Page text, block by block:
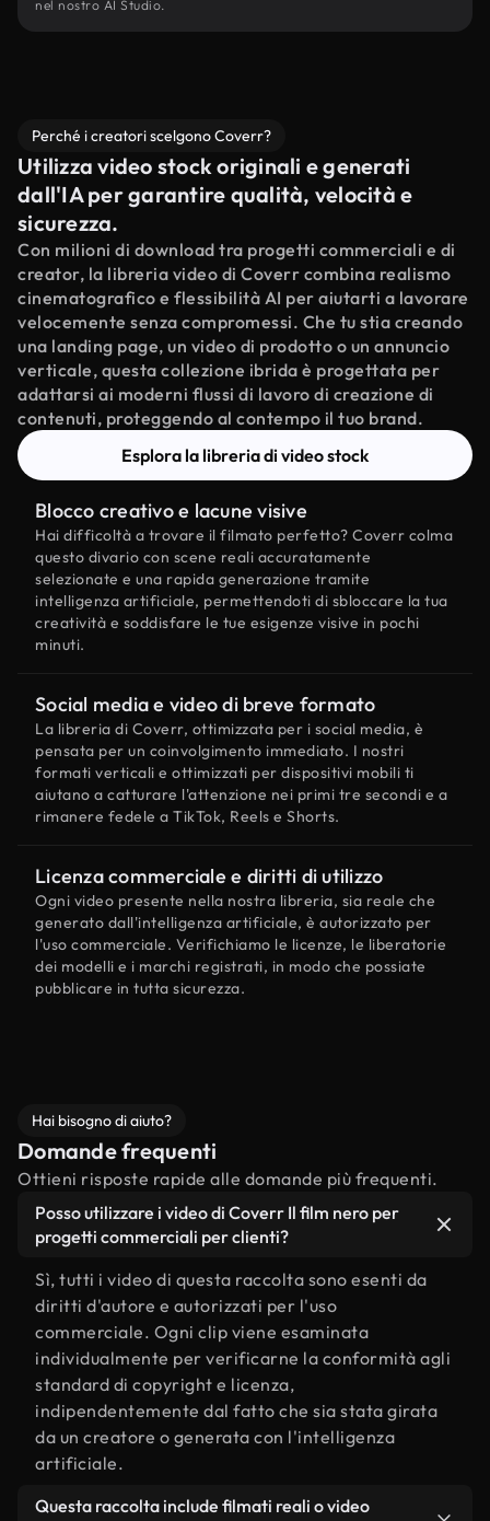
nel nostro AI Studio.
Perché i creatori scelgono Coverr?
Utilizza video stock originali e generati
dall'IA per garantire qualità, velocità e
sicurezza.
Con milioni di download tra progetti commerciali e di
creator, la libreria video di Coverr combina realismo
cinematografico e flessibilità AI per aiutarti a lavorare
velocemente senza compromessi. Che tu stia creando
una landing page, un video di prodotto o un annuncio
verticale, questa collezione ibrida è progettata per
adattarsi ai moderni flussi di lavoro di creazione di
contenuti, proteggendo al contempo il tuo brand.
Esplora la libreria di video stock
Blocco creativo e lacune visive
Hai difficoltà a trovare il filmato perfetto? Coverr colma
questo divario con scene reali accuratamente
selezionate e una rapida generazione tramite
intelligenza artificiale, permettendoti di sbloccare la tua
creatività e soddisfare le tue esigenze visive in pochi
minuti.
Social media e video di breve formato
La libreria di Coverr, ottimizzata per i social media, è
pensata per un coinvolgimento immediato. I nostri
formati verticali e ottimizzati per dispositivi mobili ti
aiutano a catturare l'attenzione nei primi tre secondi e a
rimanere fedele a TikTok, Reels e Shorts.
Licenza commerciale e diritti di utilizzo
Ogni video presente nella nostra libreria, sia reale che
generato dall'intelligenza artificiale, è autorizzato per
l'uso commerciale. Verifichiamo le licenze, le liberatorie
dei modelli e i marchi registrati, in modo che possiate
pubblicare in tutta sicurezza.
Hai bisogno di aiuto?
Domande frequenti
Ottieni risposte rapide alle domande più frequenti.
Posso utilizzare i video di Coverr Il film nero per
progetti commerciali per clienti?
Sì, tutti i video di questa raccolta sono esenti da
diritti d'autore e autorizzati per l'uso
commerciale. Ogni clip viene esaminata
individualmente per verificarne la conformità agli
standard di copyright e licenza,
indipendentemente dal fatto che sia stata girata
da un creatore o generata con l'intelligenza
artificiale.
Questa raccolta include filmati reali o video